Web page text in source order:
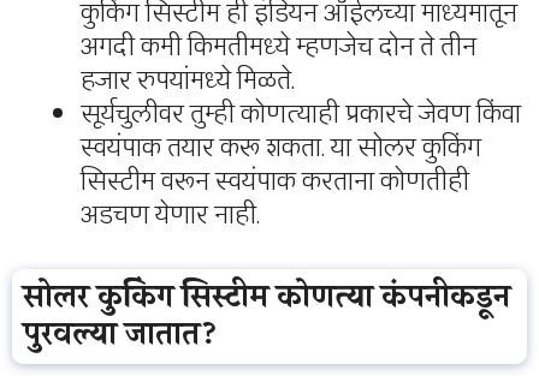
कुकिंग सिस्टीम ही इंडियन ऑईलच्या माध्यमातून
अगदी कमी किमतीमध्ये म्हणजेच दोन ते तीन
हजार रुपयांमध्ये मिळते.
सूर्यचुलीवर तुम्ही कोणत्याही प्रकारचे जेवण किंवा
स्वयंपाक तयार करू शकता. या सोलर कुकिंग
सिस्टीम वरून स्वयंपाक करताना कोणतीही
अडचण येणार नाही.
सोलर कुकिंग सिस्टीम कोणत्या कंपनीकडून
पुरवल्या जातात?